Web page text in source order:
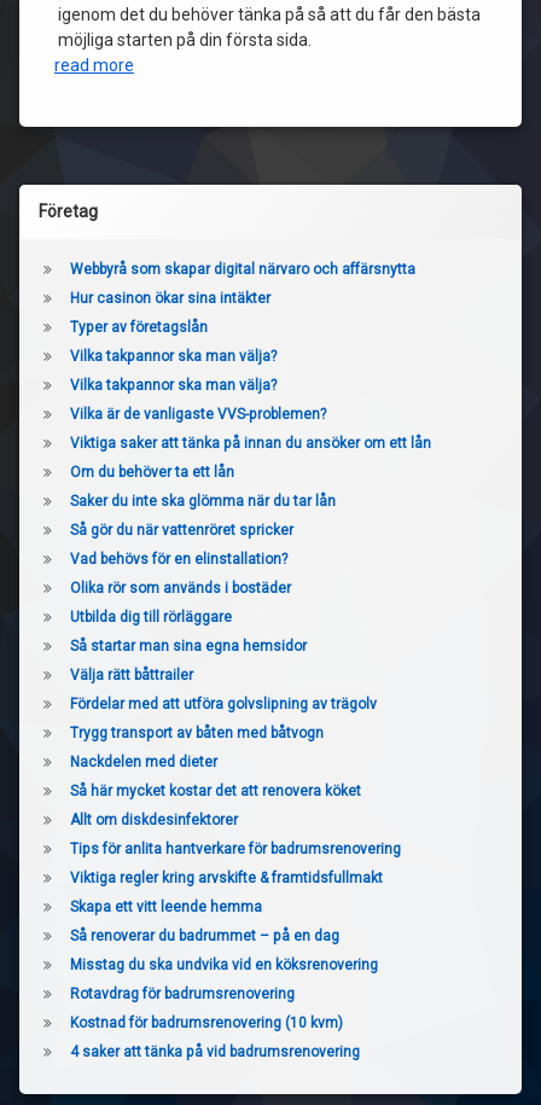
igenom det du behöver tänka på så att du får den bästa
möjliga starten på din första sida.
read more
Företag
Webbyrå som skapar digital närvaro och affärsnytta
Hur casinon ökar sina intäkter
Typer av företagslån
Vilka takpannor ska man välja?
Vilka takpannor ska man välja?
Vilka är de vanligaste VVS-problemen?
Viktiga saker att tänka på innan du ansöker om ett lån
Om du behöver ta ett lån
Saker du inte ska glömma när du tar lån
Så gör du när vattenröret spricker
Vad behövs för en elinstallation?
Olika rör som används i bostäder
Utbilda dig till rörläggare
Så startar man sina egna hemsidor
Välja rätt båttrailer
Fördelar med att utföra golvslipning av trägolv
Trygg transport av båten med båtvogn
Nackdelen med dieter
Så här mycket kostar det att renovera köket
Allt om diskdesinfektorer
Tips för anlita hantverkare för badrumsrenovering
Viktiga regler kring arvskifte & framtidsfullmakt
Skapa ett vitt leende hemma
Så renoverar du badrummet – på en dag
Misstag du ska undvika vid en köksrenovering
Rotavdrag för badrumsrenovering
Kostnad för badrumsrenovering (10 kvm)
4 saker att tänka på vid badrumsrenovering